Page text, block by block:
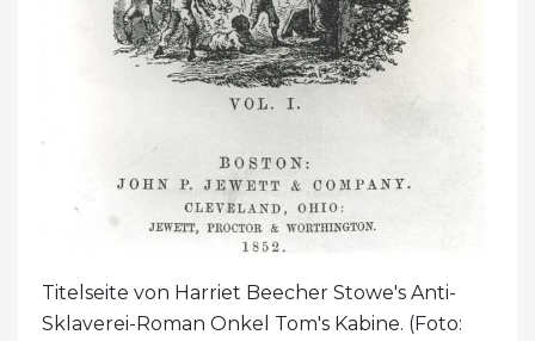
Titelseite von Harriet Beecher Stowe's Anti-
Sklaverei-Roman Onkel Tom's Kabine. (Foto: